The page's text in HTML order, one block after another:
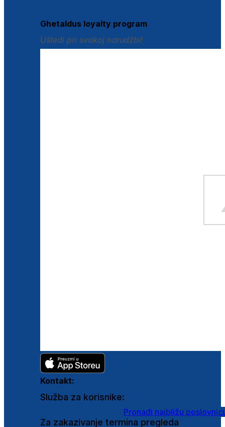
Ghetaldus loyalty program
Uštedi pri svakoj narudžbi!
Kontakt:
Služba za korisnike:
Pronađi najbližu
Za zakazivanje termina pregleda